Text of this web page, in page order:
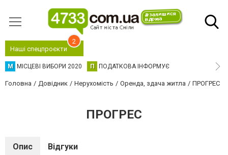
Наші спецпроєкти
2
М МІСЦЕВІ ВИБОРИ 2020 П ПОДАТКОВА ІНФОРМУЄ
Головна Довідник Нерухомість Оренда, здача житла ПРОГРЕС
ПРОГРЕС
Опис Відгуки